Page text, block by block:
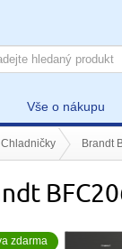
Vše o nákupu
Chladničky Brandt
zdarma